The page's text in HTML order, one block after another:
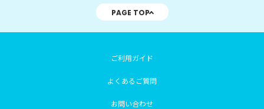
PAGE TOP
ご利用ガイド
よくあるご質問
お問い合わせ